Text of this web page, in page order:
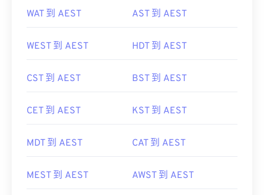
WAT 到 AEST AST 到 AEST
WEST 到 AEST HDT 到 AEST
CST 到 AEST BST 到 AEST
CET 到 AEST KST 到 AEST
MDT 到 AEST CAT 到 AEST
MEST 到 AEST AWST 到 AEST